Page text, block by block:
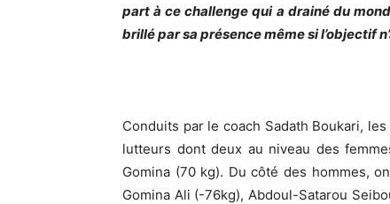
part à ce challenge qui a drainé du
brillé par sa présence même si l’objectif
Conduits par le coach Sadath Boukari,
lutteurs dont deux au niveau des
Gomina (70 kg). Du côté des hommes,
Gomina Ali (-76kg), Abdoul-Satarou